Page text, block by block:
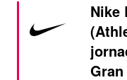
Nike